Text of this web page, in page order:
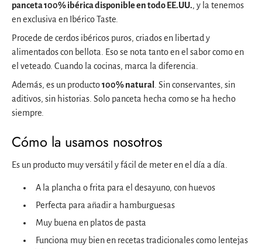
panceta 100% ibérica disponible en todo EE.UU., y la tenemos
en exclusiva en Ibérico Taste.
Procede de cerdos ibéricos puros, criados en libertad y
alimentados con bellota. Eso se nota tanto en el sabor como en
el veteado. Cuando la cocinas, marca la diferencia.
Además, es un producto100% natural
. Sin conservantes, sin
aditivos, sin historias. Solo panceta hecha como se ha hecho
siempre.
Cómo la usamos nosotros
Es un producto muy versátil y fácil de meter en el día a día.
A la plancha o frita para el desayuno, con huevos
Perfecta para añadir a hamburguesas
Muy buena en platos de pasta
Funciona muy bien en recetas tradicionales como lentejas